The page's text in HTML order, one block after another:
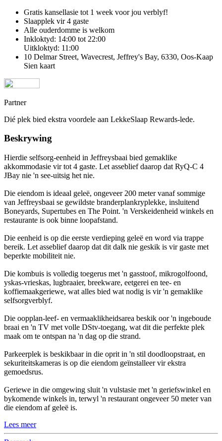
Gratis kansellasie tot 1 week voor jou verblyf!
Slaapplek vir 4 gaste
Alle ouderdomme is welkom
Inkloktyd: 14:00 tot 22:00
Uitkloktyd: 11:00
10 Delmar Street, Wavecrest, Jeffrey's Bay, 6330, Oos-Kaap
Sien kaart
Partner
Dié plek bied ekstra voordele aan LekkeSlaap Rewards-lede.
Beskrywing
Hierdie selfsorg-eenheid in Jeffreysbaai bied gemaklike
akkommodasie vir tot 4 gaste. Let asseblief daarop dat RyQ-C 4
JBay nie 'n see-uitsig het nie.
Die eiendom is ideaal geleë, ongeveer 200 meter vanaf sommige
van Jeffreysbaai se gewildste branderplankryplekke, insluitend
Boneyards, Supertubes en The Point. 'n Verskeidenheid winkels en
restaurante is ook binne loopafstand.
Die eenheid is op die eerste verdieping geleë en word via trappe
bereik. Let asseblief daarop dat dit dalk nie geskik is vir gaste met
beperkte mobiliteit nie.
Die kombuis is volledig toegerus met 'n gasstoof, mikrogolfoond,
yskas-vrieskas, lugbraaier, breekware, eetgerei en tee- en
koffiemaakgeriewe, wat alles bied wat nodig is vir 'n gemaklike
selfsorgverblyf.
Die oopplan-leef- en vermaaklikheidsarea beskik oor 'n ingeboude
braai en 'n TV met volle DStv-toegang, wat dit die perfekte plek
maak om te ontspan na 'n dag op die strand.
Parkeerplek is beskikbaar in die oprit in 'n stil doodloopstraat, en
sekuriteitskameras is op die eiendom geïnstalleer vir ekstra
gemoedsrus.
Geriewe in die omgewing sluit 'n vulstasie met 'n geriefswinkel en
bykomende winkels in, terwyl 'n restaurant ongeveer 50 meter van
die eiendom af geleë is.
Lees meer